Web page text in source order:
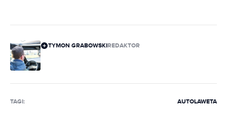
TYMON GRABOWSKIREDAKTOR
TAGI: AUTOLAWETA